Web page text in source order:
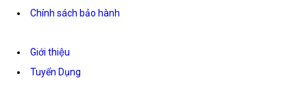
Chính sách bảo hành
Giới thiệu
Tuyển Dụng